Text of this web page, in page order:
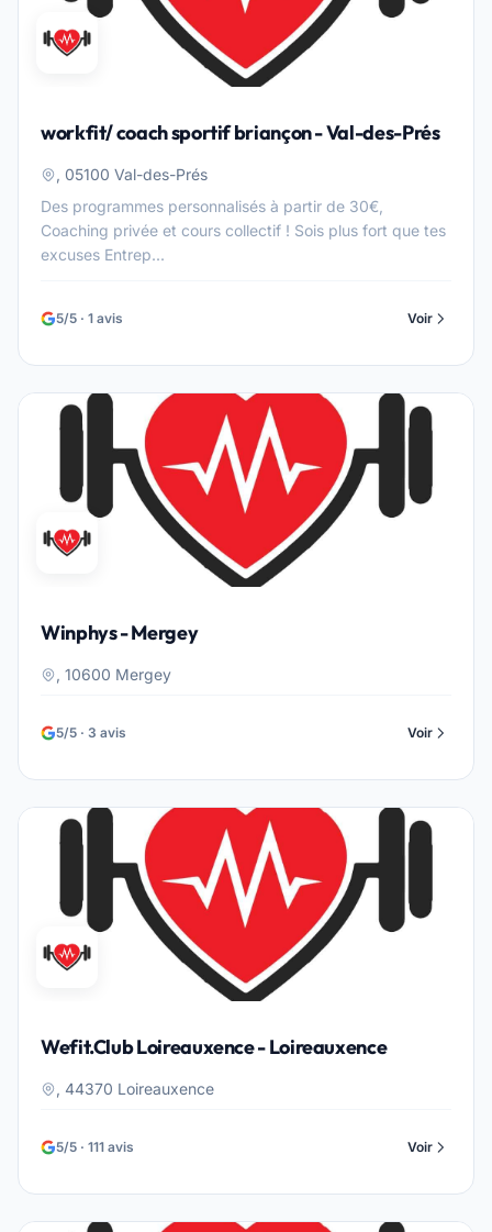
workfit/ coach sportif briançon - Val-des-Prés
, 05100 Val-des-Prés
Des programmes personnalisés à partir de 30€,
Coaching privée et cours collectif ! Sois plus fort que tes
excuses Entrep...
5/5 · 1 avis Voir
Winphys - Mergey
, 10600 Mergey
5/5 · 3 avis Voir
Wefit.Club Loireauxence - Loireauxence
, 44370 Loireauxence
5/5 · 111 avis Voir